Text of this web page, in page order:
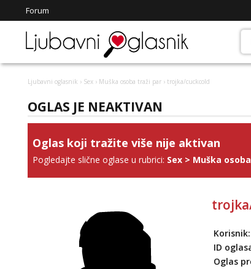
Forum
Ljubavni oglasnik › Sex › Muška osoba traži par › trojka/cuckcold
OGLAS JE NEAKTIVAN
Oglas koji tražite više nije aktivan
Pogledajte slične oglase u rubrici: Sex > Muška
Korisnik:
ID
Oglas